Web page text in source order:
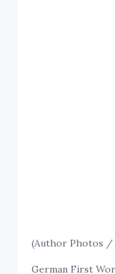
(Author Photos /
German First